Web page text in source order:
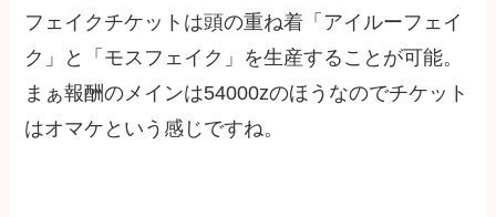
フェイクチケットは頭の重ね着「アイルーフェイ
ク」と「モスフェイク」を生産することが可能。
まぁ報酬のメインは54000zのほうなのでチケット
はオマケという感じですね。